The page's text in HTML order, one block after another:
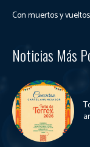
Con muertos y
Noticias Más